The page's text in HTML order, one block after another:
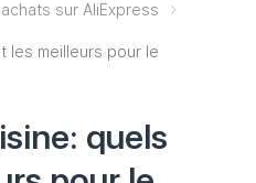
sur AliExpress
les meilleurs pour le
quels